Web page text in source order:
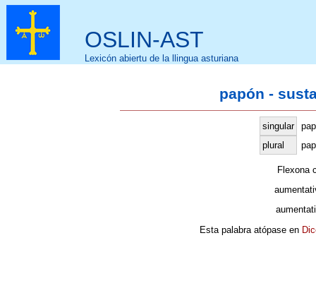
OSLIN-AST
Lexicón abiertu de la llingua asturiana
papón -
singular
plural
Flexona
Esta palabra atópase en